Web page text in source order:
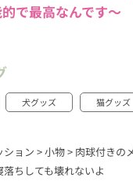
で最高なんです～
犬グッズ 猫グッズ
ション >小物> 肉球付きの
ちしても壊れないよ